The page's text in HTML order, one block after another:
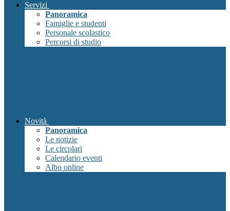
Servizi
Panoramica
Famiglie e studenti
Personale scolastico
Percorsi di studio
Novità
Panoramica
Le notizie
Le circolari
Calendario eventi
Albo online